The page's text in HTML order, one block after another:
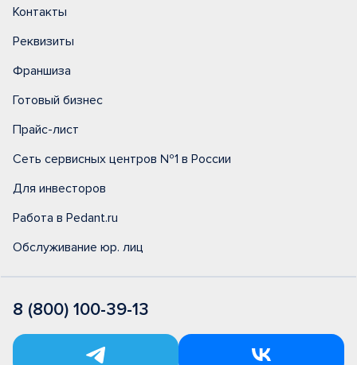
Контакты
Реквизиты
Франшиза
Готовый бизнес
Прайс-лист
Сеть сервисных центров №1 в России
Для инвесторов
Работа в Pedant.ru
Обслуживание юр. лиц
8 (800) 100-39-13